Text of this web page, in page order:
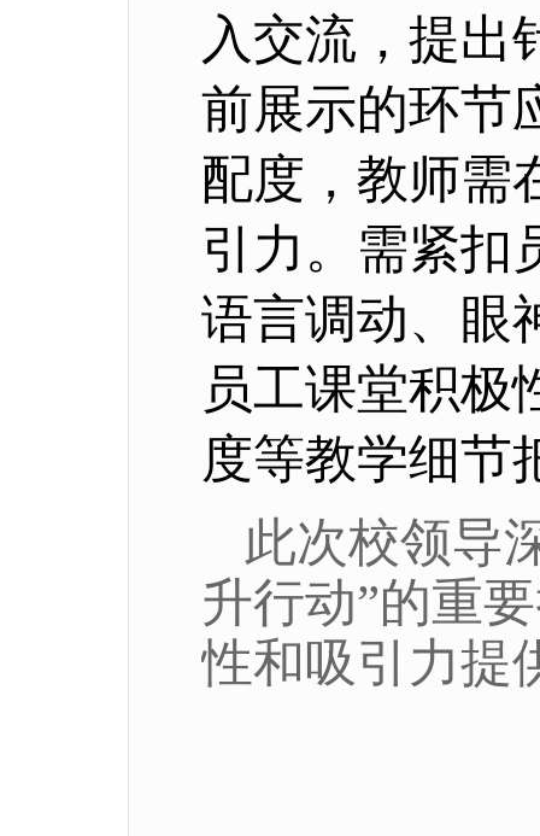
入交流，提出
前展示的环节
配度，教师需
引力。需紧扣
语言调动、眼
员工课堂积极
度等教学细节
此次校领导
升行动”的重
性和吸引力提